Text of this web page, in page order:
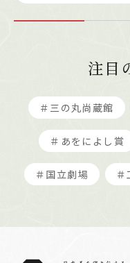
注目
＃三の丸尚蔵館
＃あをによし賞
＃国立劇場 ＃